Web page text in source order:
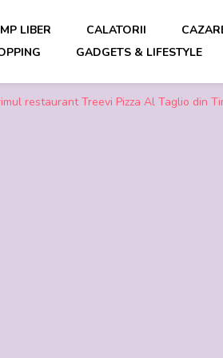
timp liber
LIBER CALATORII
GADGETS & LIFESTYLE
restaurant Treevi Pizza Al Taglio din